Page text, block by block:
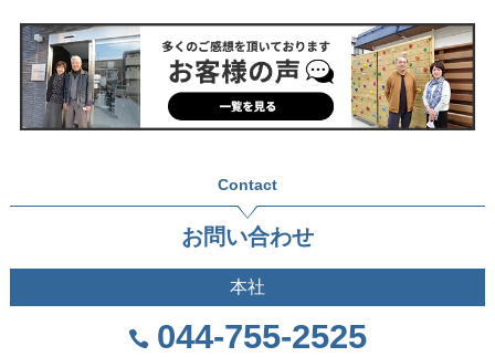
Contact
お問い合わせ
本社
044-755-2525